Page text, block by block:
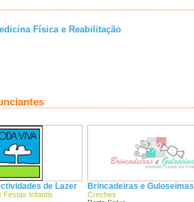
Física e Reabilitação
de Lazer
Festas Infantis
Brincadeiras e Guloseimas
Creches